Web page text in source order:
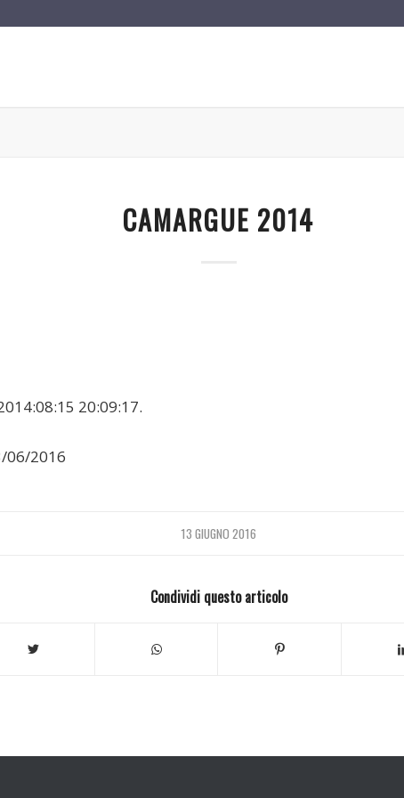
CAMARGUE 2014
20:09:17.
06/2016
13 GIUGNO 2016
Condividi questo articolo